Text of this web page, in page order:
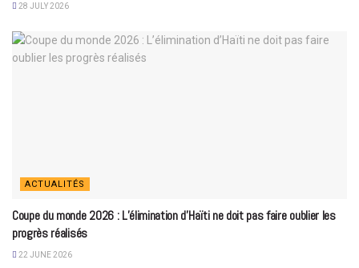
28 JULY 2026
ACTUALITÉS
Coupe du monde 2026 : L’élimination d’Haïti ne doit pas faire oublier les
progrès réalisés
22 JUNE 2026